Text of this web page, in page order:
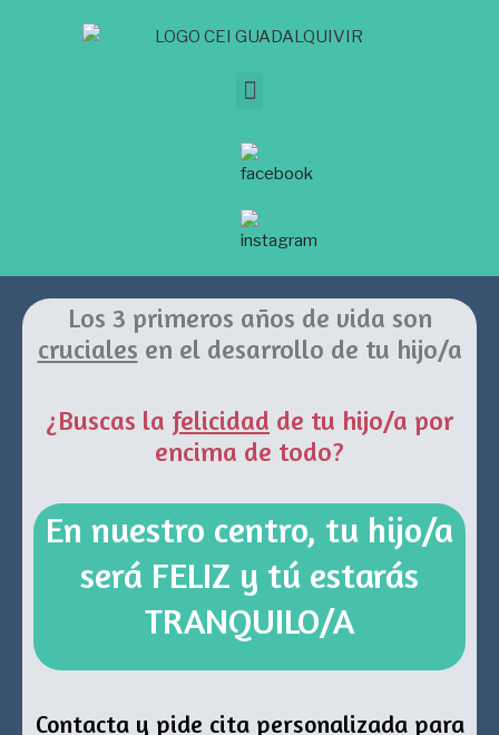
Los 3 primeros años de vida son
cruciales en el desarrollo de tu hijo/a
¿Buscas la felicidad de tu hijo/a por
encima de todo?
En nuestro centro, tu hijo/a
será FELIZ y tú estarás
TRANQUILO/A
Contacta y pide cita personalizada para